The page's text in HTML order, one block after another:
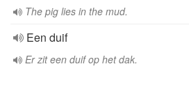
The pig lies in the mud.
Een duif
Er zit een duif op het dak.